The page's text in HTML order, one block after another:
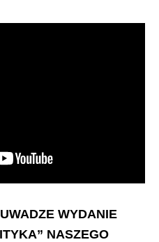
WYDANIE
NASZEGO